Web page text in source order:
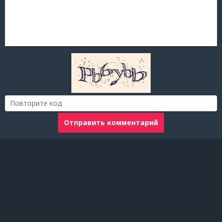
Отправить комментарий